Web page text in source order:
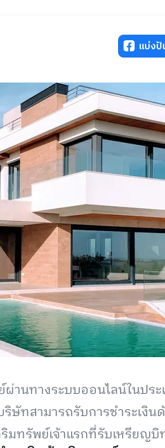
แบ่ง
านทางระบบออนไลน์ในปร
ริษัทสามารถรับการชำระเ
มทรัพย์เจ้าแรกที่รับเหรียญ